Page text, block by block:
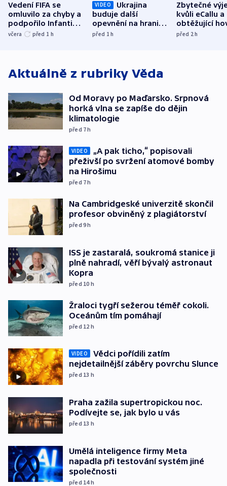
Vedení FIFA se
omluvilo za chyby a
podpořilo Infantina.
UEFA trvá na
včera před 1 h
VIDEO
Ukrajina
buduje další
opevnění na hranici
s Běloruskem
před 1h
Zbytečné
kvůli eCallu a
obtěžující
zdržují
před 2h
Aktuálně z rubriky Věda
Od Moravy po Maďarsko. Srpnová
horká vlna se zapíše do dějin
klimatologie
před 7h
VIDEO
„A pak ticho,“ popisovali
přeživší po svržení atomové bomby
na Hirošimu
před 7h
Na Cambridgeské univerzitě skončil
profesor obviněný z plagiátorství
před 9h
ISS je zastaralá, soukromá stanice ji
plně nahradí, věří bývalý astronaut
Kopra
před 10 h
Žraloci tygří sežerou téměř cokoli.
Oceánům tím pomáhají
před 12 h
VIDEO
Vědci pořídili zatím
nejdetailnější záběry povrchu Slunce
před 13 h
Praha zažila supertropickou noc.
Podívejte se, jak bylo u vás
před 13 h
Umělá inteligence firmy Meta
napadla při testování systém jiné
společnosti
před 14h